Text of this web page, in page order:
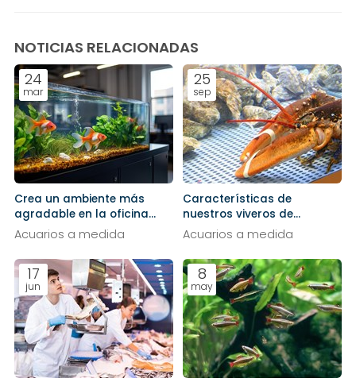
NOTICIAS RELACIONADAS
24
mar
Crea un ambiente más
agradable en la oficina
instalando un acuario
Acuarios a medida
25
sep
Características de
nuestros viveros de
marisco
Acuarios a medida
17
jun
8
may